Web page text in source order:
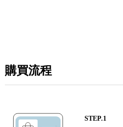
購買流程
STEP.1